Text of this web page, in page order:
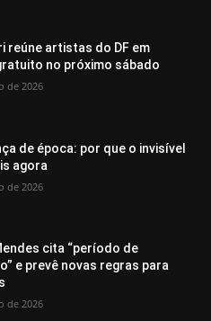
reúne artistas do DF em
no próximo sábado
de 2026
de época: por que o invisível
agora
de 2026
cita “período de
e prevê novas regras para
de 2026